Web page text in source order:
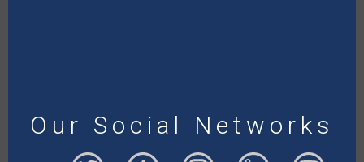
Our Social Networks